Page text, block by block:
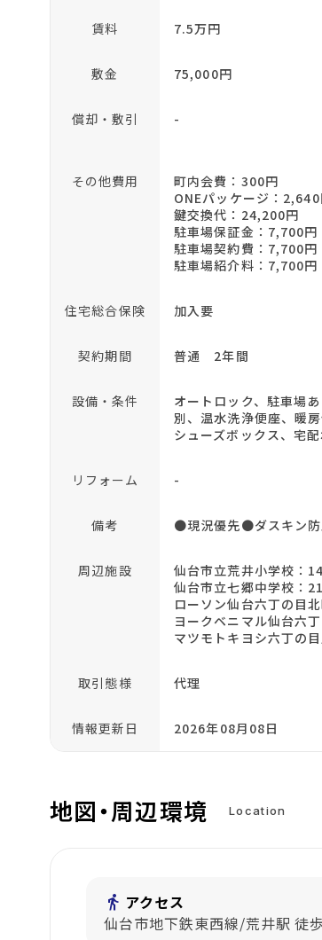
賃料 7.5万円
敷金 75,000円
償却・敷引 -
その他費用
町内会費：300円
ONEパッケージ：
鍵交換代：24,200円
駐車場保証金：7,700円
駐車場契約費：7,700円
駐車場紹介料：7,700円
住宅総合保険 加入要
契約期間 普通 2年間
設備・条件
オートロック、駐車場
別、温水洗浄便座、暖
シューズボックス、宅
リフォーム -
備考 ●現況優先●ダスキン
周辺施設
仙台市立荒井小学校：
仙台市立七郷中学校：
ローソン仙台六丁の目
ヨークベニマル仙台六
マツモトキヨシ六丁の
取引態様 代理
情報更新日 2026年08月08日
地図・周辺環境 Location
directions_walk アクセス
仙台市地下鉄東西線/荒井駅 徒